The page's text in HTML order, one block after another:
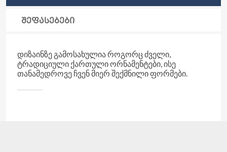
ᲨᲔᲤᲐᲡᲔᲑᲔᲑᲘ
ᲓᲘᲖᲐᲘᲜᲖᲔ ᲒᲐᲛᲝᲡᲐᲮᲣᲚᲘᲐ ᲠᲝᲒᲝᲠᲪ ᲫᲕᲔᲚᲘ,
ᲢᲠᲐᲓᲘᲪᲘᲣᲚᲘ ᲥᲐᲠᲗᲣᲚᲘ ᲝᲠᲜᲐᲛᲔᲜᲢᲔᲑᲘ, ᲘᲡᲔ
ᲗᲐᲜᲐᲛᲔᲓᲠᲝᲕᲔ ᲩᲕᲔᲜ ᲛᲘᲔᲠ ᲨᲔᲥᲛᲜᲘᲚᲘ ᲤᲝᲠᲛᲔᲑᲘ.